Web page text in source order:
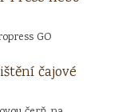
GO
čajové